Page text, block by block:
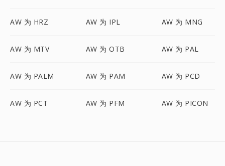
AW 为 HRZ AW 为 IPL AW 为 MNG
AW 为 MTV AW 为 OTB AW 为 PAL
AW 为 PALM AW 为 PAM AW 为 PCD
AW 为 PCT AW 为 PFM AW 为 PICON